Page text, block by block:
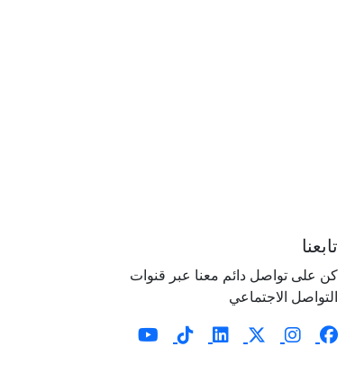
تابعنا
كن على تواصل دائم معنا عبر قنوات
التواصل الاجتماعي